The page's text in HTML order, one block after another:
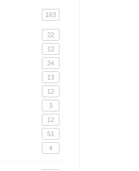
163
22
12
34
13
12
3
12
51
4